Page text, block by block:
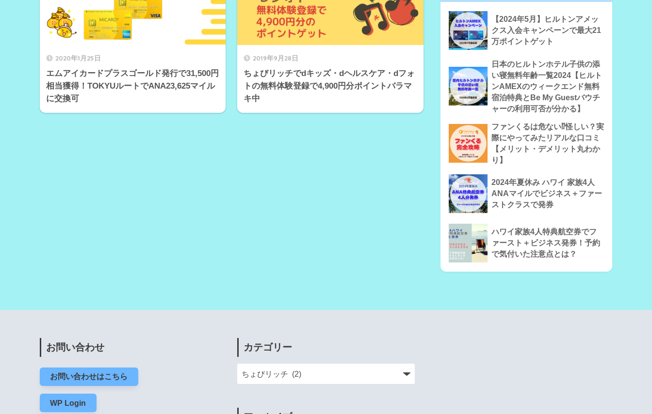
2020年1月25日
エムアイカードプラスゴールド発行で31,500円
相当獲得！TOKYUルートでANA23,625マイル
に交換可
2019年9月28日
ちょびリッチでdキッズ・dヘルスケア・dフォ
トの無料体験登録で4,900円分ポイントバラマ
キ中
【2024年5月】ヒルトンアメッ
クス入会キャンペーンで最大21
万ポイントゲット
日本のヒルトンホテル子供の添
い寝無料年齢一覧2024【ヒルト
ンAMEXのウィークエンド無料
宿泊特典とBe My Guestバウチ
ャーの利用可否が分かる】
ファンくるは危ない⁉怪しい？実
際にやってみたリアルな口コミ
【メリット・デメリット丸わか
り】
2024年夏休み ハワイ 家族4人
ANAマイルでビジネス＋ファー
ストクラスで発券
ハワイ家族4人特典航空券でフ
ァースト＋ビジネス発券！予約
で気付いた注意点とは？
お問い合わせ
お問い合わせはこちら
WP Login
カテゴリー